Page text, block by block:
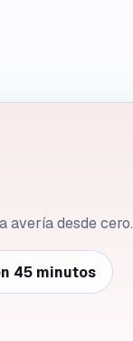
avería desde cero.
45 minutos